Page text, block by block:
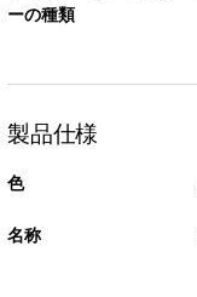
ーの種類
製品仕様
色
名称